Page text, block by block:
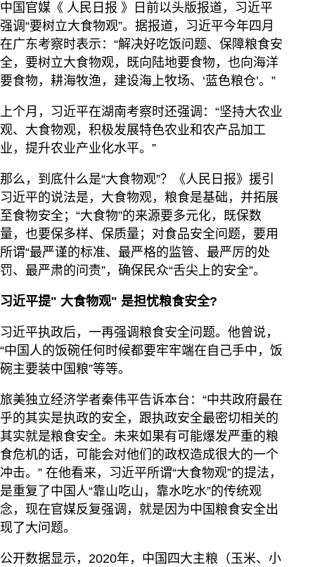
中国官媒《 人民日报 》日前以头版报道，习近平
强调“要树立大食物观”。据报道，习近平今年四月
在广东考察时表示：“解决好吃饭问题、保障粮食安
全，要树立大食物观，既向陆地要食物，也向海洋
要食物，耕海牧渔，建设海上牧场、‘蓝色粮仓’。”
上个月，习近平在湖南考察时还强调：“坚持大农业
观、大食物观，积极发展特色农业和农产品加工
业，提升农业产业化水平。”
那么，到底什么是“大食物观”？《人民日报》援引
习近平的说法是，大食物观，粮食是基础，并拓展
至食物安全；“大食物”的来源要多元化，既保数
量，也要保多样、保质量；对食品安全问题，要用
所谓“最严谨的标准、最严格的监管、最严厉的处
罚、最严肃的问责”，确保民众“舌尖上的安全”。
习近平提" 大食物观" 是担忧粮食安全?
习近平执政后，一再强调粮食安全问题。他曾说，
“中国人的饭碗任何时候都要牢牢端在自己手中，饭
碗主要装中国粮”等等。
旅美独立经济学者秦伟平告诉本台：“中共政府最在
乎的其实是执政的安全，跟执政安全最密切相关的
其实就是粮食安全。未来如果有可能爆发严重的粮
食危机的话，可能会对他们的政权造成很大的一个
冲击。” 在他看来，习近平所谓“大食物观”的提法，
是重复了中国人“靠山吃山，靠水吃水”的传统观
念，现在官媒反复强调，就是因为中国粮食安全出
现了大问题。
公开数据显示，2020年，中国四大主粮（玉米、小